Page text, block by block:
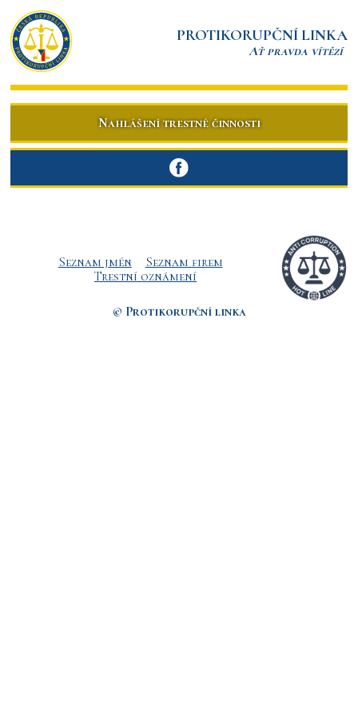
PROTIKORUPČNÍ LINKA
Ať pravda vítězí
Nahlášení trestné činnosti
Seznam jmén
Seznam firem
Trestní oznámení
© Protikorupční linka